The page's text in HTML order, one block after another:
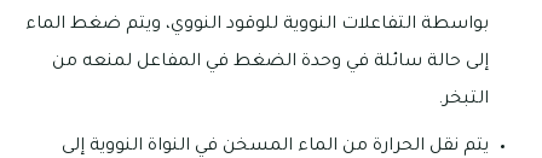
بواسطة التفاعلات النووية للوقود النووي، ويتم ضغط الماء
إلى حالة سائلة في وحدة الضغط في المفاعل لمنعه من
التبخر.
يتم نقل الحرارة من الماء المسخن في النواة النووية إلى